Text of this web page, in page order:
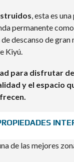
, esta es
permanente
descanso de gran
Kiyú.
para disfrutar
y el espacio